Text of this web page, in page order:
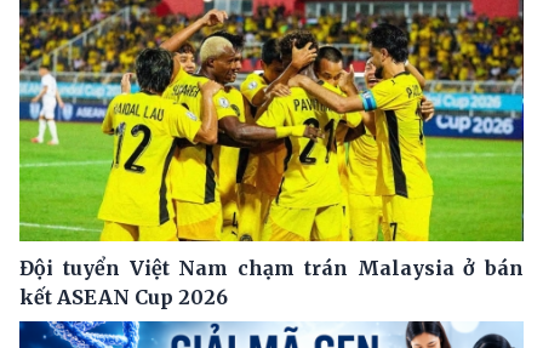
Đội tuyển Việt Nam chạm trán Malaysia ở bán
kết ASEAN Cup 2026